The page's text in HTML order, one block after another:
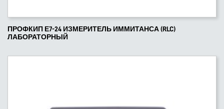
ПРОФКИП Е7-24 ИЗМЕРИТЕЛЬ ИММИТАНСА (RLC)
ЛАБОРАТОРНЫЙ